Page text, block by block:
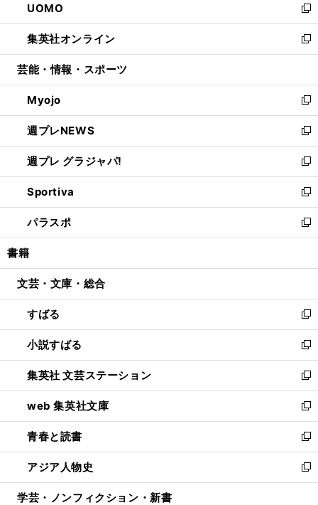
く
で
開
く
ド
ウ
で
開
ィ
ン
ド
ウ
開
く
い
ウ
ィ
ン
ウ
で
開
く
UOMO
新
し
い
ウ
ン
ド
ウ
で
開
く
集英社オンライン
新
し
ウ
ィ
ン
ド
ウ
で
開
く
芸能・情報・スポーツ
Myojo
新
し
い
ウ
ィ
ン
ド
ウ
で
開
週プレNEWS
新
し
い
ウ
ィ
ン
ド
ウ
開
週プレ グラジャパ!
新
し
い
ウ
ィ
ン
ウ
開
く
Sportiva
新
し
い
ウ
ン
ウ
で
開
く
パラスポ
新
し
ウ
ン
ド
ウ
で
開
く
書籍
文芸・文庫・総合
すばる
新
し
い
ウ
ィ
ン
ド
ウ
で
開
く
小説すばる
新
し
い
ウ
ィ
ン
ド
ウ
で
開
集英社 文芸ステーション
新
し
い
ウ
ィ
ン
ド
ウ
web 集英社文庫
新
し
い
ウ
ィ
ン
青春と読書
新
し
い
ウ
アジア人物史
新
し
学芸・ノンフィクション・新書